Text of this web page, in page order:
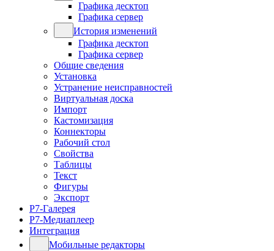
Графика десктоп
Графика сервер
История изменений
Графика десктоп
Графика сервер
Общие сведения
Установка
Устранение неисправностей
Виртуальная доска
Импорт
Кастомизация
Коннекторы
Рабочий стол
Свойства
Таблицы
Текст
Фигуры
Экспорт
Р7-Галерея
Р7-Медиаплеер
Интеграция
Мобильные редакторы